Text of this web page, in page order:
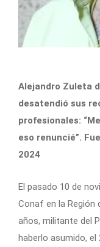
Alejandro Zuleta
desatendió sus
profesionales:
eso renuncié”.
2024
El pasado 10 de
Conaf en la Región
años, militante del
haberlo asumido,